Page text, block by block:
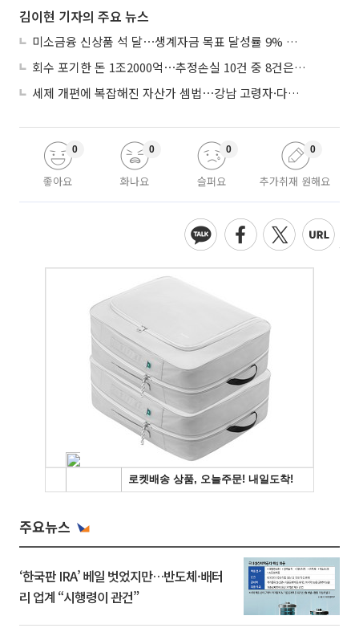
김이현 기자의 주요 뉴스
미소금융 신상품 석 달⋯생계자금 목표 달성률 9% 그쳐
회수 포기한 돈 1조2000억⋯추정손실 10건 중 8건은 기업대출
세제 개편에 복잡해진 자산가 셈법⋯강남 고령자·다주택자 ‘자산재편 고심’
좋아요
0
화나요
0
슬퍼요
0
추가취재 원해요
0
주요뉴스
‘한국판 IRA’ 베일 벗었지만…반도체·배터
리 업계 “시행령이 관건”